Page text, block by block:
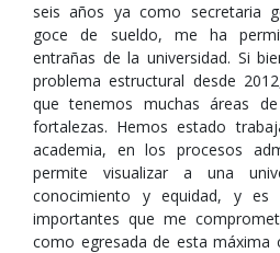
seis años ya como secretaria
goce de sueldo, me ha
entrañas de la universidad. Si
problema estructural desde
que tenemos muchas áreas
fortalezas. Hemos estado
academia, en los procesos
permite visualizar a una
conocimiento y equidad, y
importantes que me
como egresada de esta máxima